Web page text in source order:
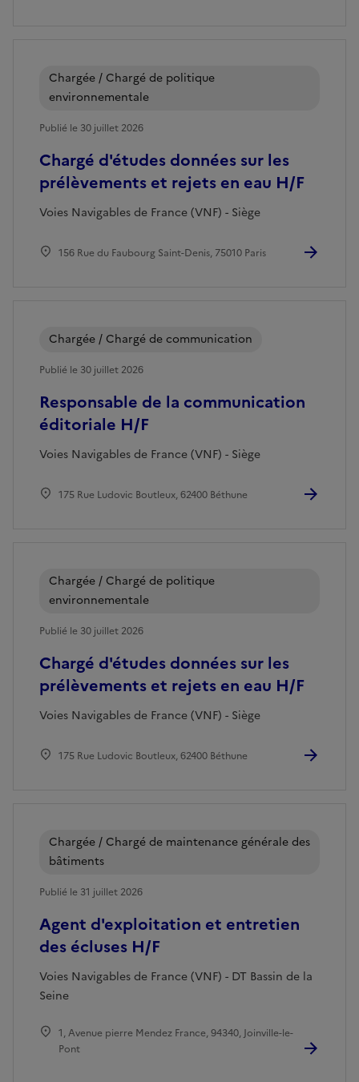
Chargé d'études données sur les
prélèvements et rejets en eau H/F
Voies Navigables de France (VNF) - Siège
Chargée / Chargé de politique
environnementale
Publié le 30 juillet 2026
156 Rue du Faubourg Saint-Denis, 75010 Paris
Responsable de la communication
éditoriale H/F
Voies Navigables de France (VNF) - Siège
Chargée / Chargé de communication
Publié le 30 juillet 2026
175 Rue Ludovic Boutleux, 62400 Béthune
Chargé d'études données sur les
prélèvements et rejets en eau H/F
Voies Navigables de France (VNF) - Siège
Chargée / Chargé de politique
environnementale
Publié le 30 juillet 2026
175 Rue Ludovic Boutleux, 62400 Béthune
Agent d'exploitation et entretien
des écluses H/F
Voies Navigables de France (VNF) - DT Bassin de la
Seine
Chargée / Chargé de maintenance générale des
bâtiments
Publié le 31 juillet 2026
1, Avenue pierre Mendez France, 94340, Joinville-le-
Pont